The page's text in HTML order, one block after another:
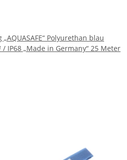
Polyurethan blau
/ IP68 „Made in Germany“ 25 Meter